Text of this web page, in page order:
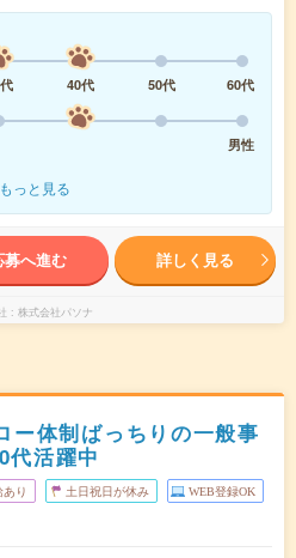
40代 50代
60代
男性
もっと見る
募へ進む 詳しく見る
株式会社パソナ
ー体制ばっちりの一般事
代活躍中
り 土日祝日が休み WEB登録OK